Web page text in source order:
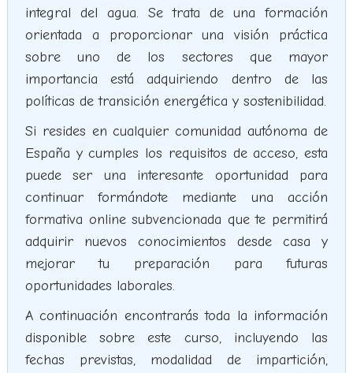
integral del agua. Se trata de una formación
orientada a proporcionar una visión práctica
sobre uno de los sectores que mayor
importancia está adquiriendo dentro de las
políticas de transición energética y sostenibilidad.
Si resides en cualquier comunidad autónoma de
España y cumples los requisitos de acceso, esta
puede ser una interesante oportunidad para
continuar formándote mediante una acción
formativa online subvencionada que te permitirá
adquirir nuevos conocimientos desde casa y
mejorar tu preparación para futuras
oportunidades laborales.
A continuación encontrarás toda la información
disponible sobre este curso, incluyendo las
fechas previstas, modalidad de impartición,